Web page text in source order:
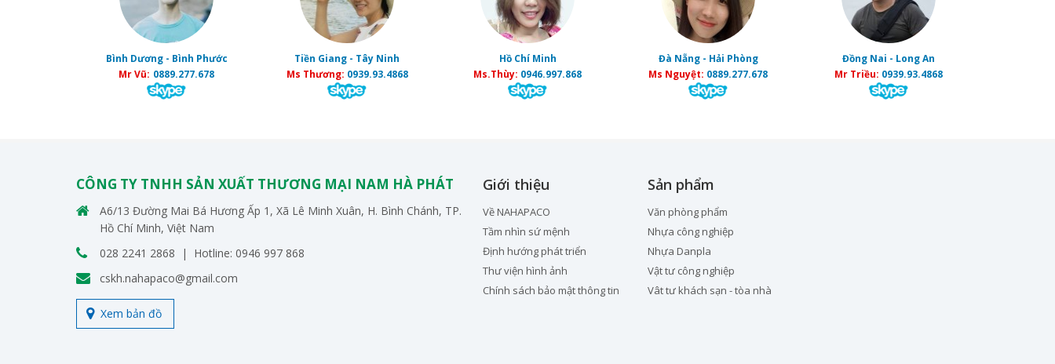
Bình Dương - Bình Phước
Mr Vũ: 0889.277.678
Tiền Giang - Tây Ninh
Ms Thương: 0939.93.4868
Hồ Chí Minh
Ms.Thùy: 0946.997.868
Đà Nẵng - Hải Phòng
Ms Nguyệt: 0889.277.678
Đồng Nai - Long An
Mr Triều: 0939.93.4868
CÔNG TY TNHH SẢN XUẤT THƯƠNG MẠI NAM HÀ PHÁT
A6/13 Đường Mai Bá Hương Ấp 1, Xã Lê Minh Xuân, H. Bình Chánh, TP.
Hồ Chí Minh, Việt Nam
028 2241 2868 | Hotline: 0946 997 868
cskh.nahapaco@gmail.com
Xem bản đồ
Giới thiệu
Về NAHAPACO
Tầm nhìn sứ mệnh
Định hướng phát triển
Thư viện hình ảnh
Chính sách bảo mật thông tin
Sản phẩm
Văn phòng phẩm
Nhựa công nghiệp
Nhựa Danpla
Vật tư công nghiệp
Vât tư khách sạn - tòa nhà